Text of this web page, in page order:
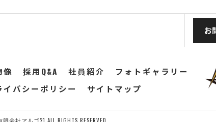
お
像 採用Q&A 社員紹介
フォトギャラリー
イバシーポリシー サイトマップ